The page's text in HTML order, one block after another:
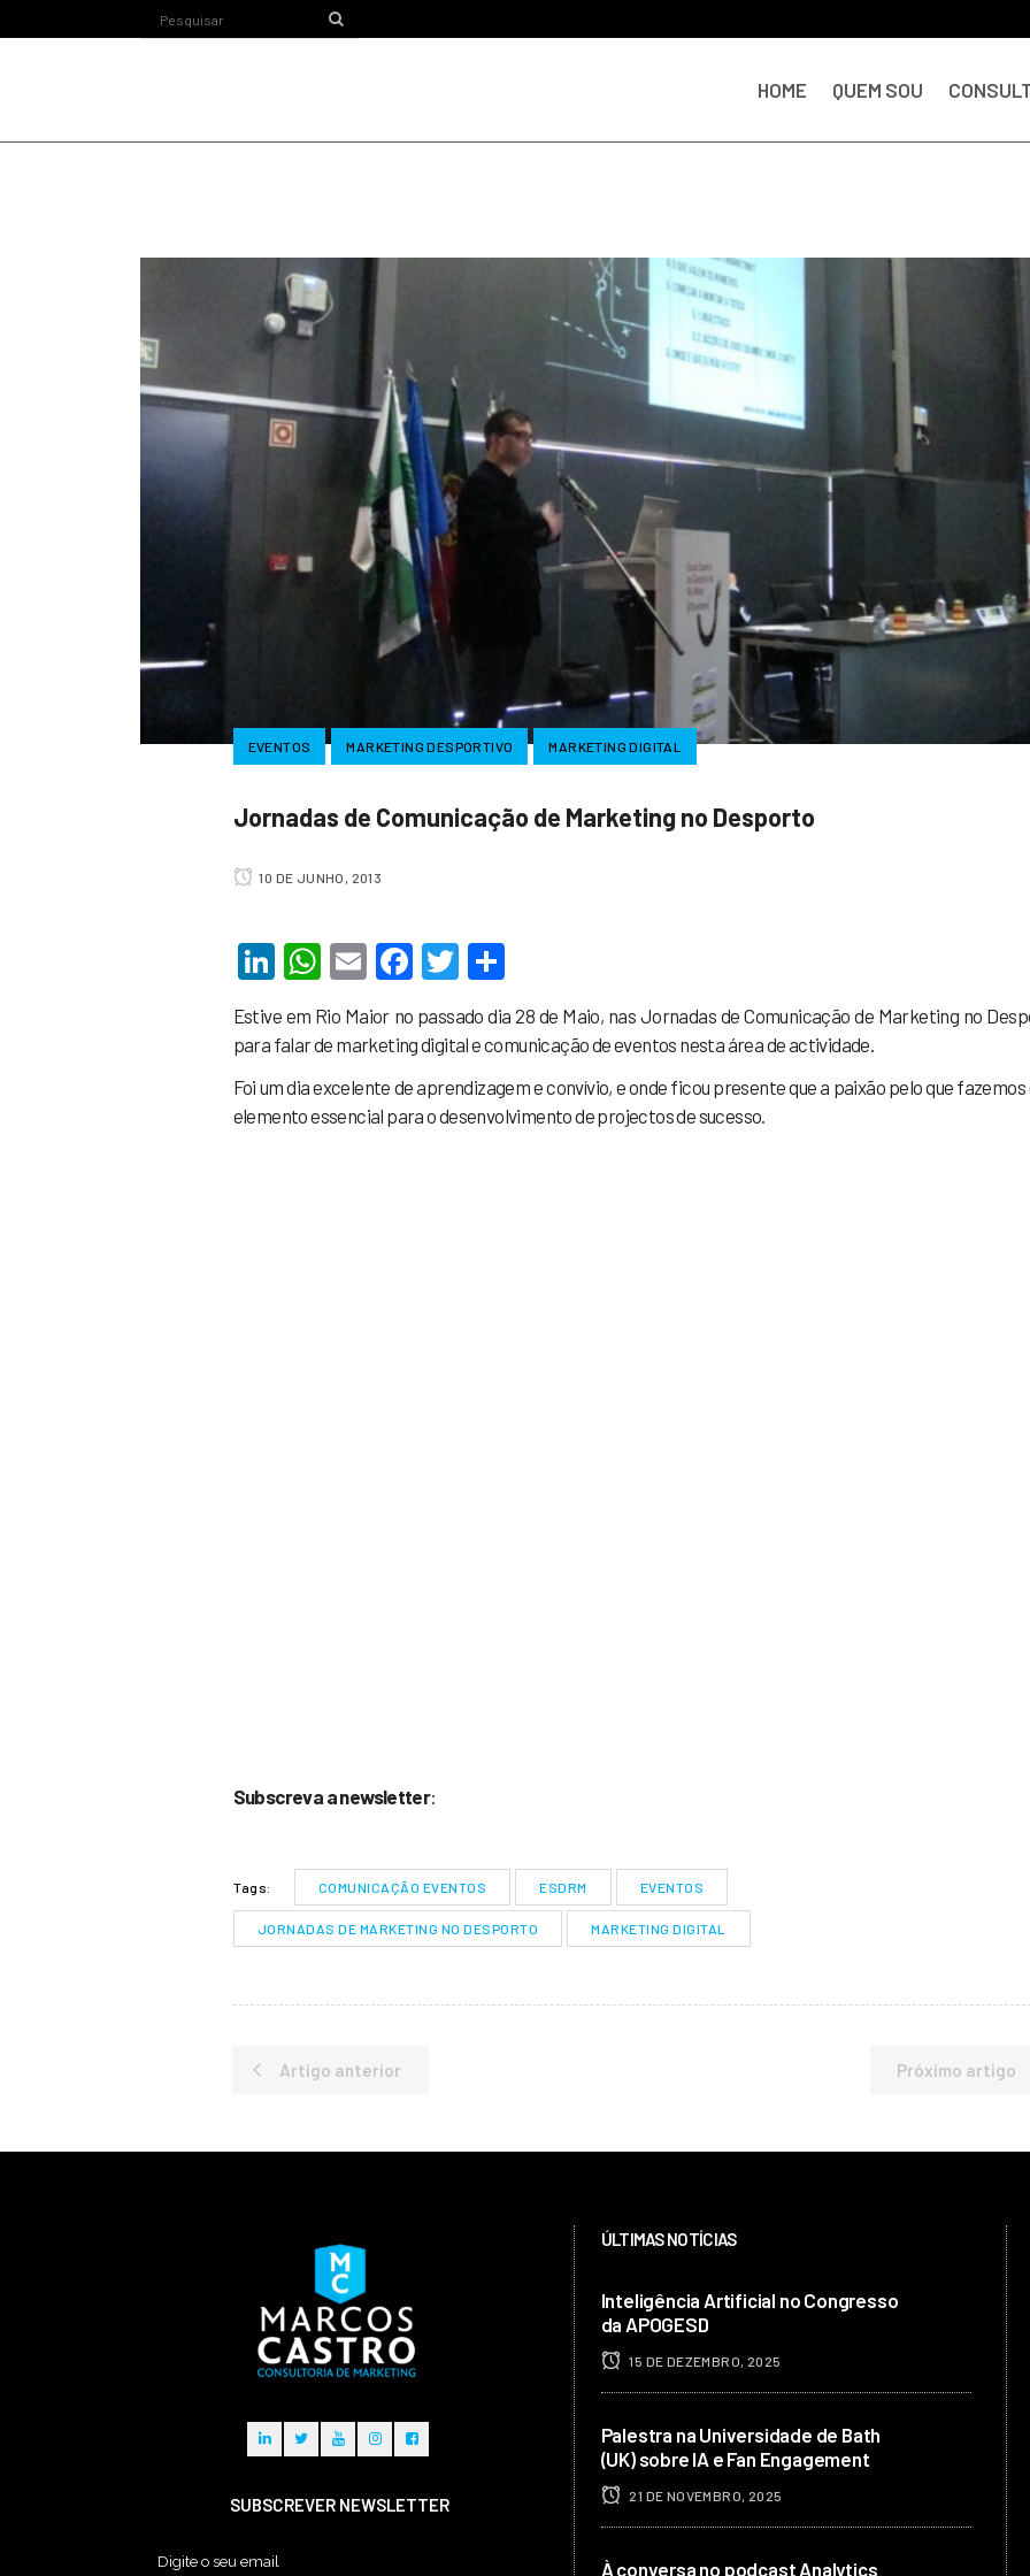
HOME QUEM SOU
EVENTOS MARKETING DESPORTIVO MARKETING DIGITAL
Jornadas de Comunicação de Marketing no Desporto
10 DE JUNHO, 2013
LinkedIn
WhatsApp
EmailFacebook
Twitter
Share
Estive em Rio Maior no passado dia 28 de Maio, nas Jornadas de Comunicação de Marketing no
para falar de marketing digital e comunicação de eventos nesta área de actividade.
Foi um dia excelente de aprendizagem e convívio, e onde ficou presente que a paixão pelo que fazemos
elemento essencial para o desenvolvimento de projectos de sucesso.
Subscreva a newsletter:
Tags: COMUNICAÇÃO EVENTOS ESDRM EVENTOS
JORNADAS DE MARKETING NO DESPORTO MARKETING DIGITAL
Artigo anterior Próximo artigo
SUBSCREVER NEWSLETTER
ÚLTIMAS NOTÍCIAS
Inteligência Artificial no Congresso
da APOGESD
15 DE DEZEMBRO, 2025
Palestra na Universidade de Bath
(UK) sobre IA e Fan Engagement
21 DE NOVEMBRO, 2025
À conversa no podcast Analytics